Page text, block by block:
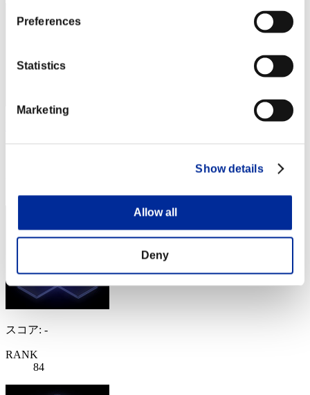
Preferences
Statistics
Marketing
Show details
Allow all
Deny
スコア: -
RANK
84